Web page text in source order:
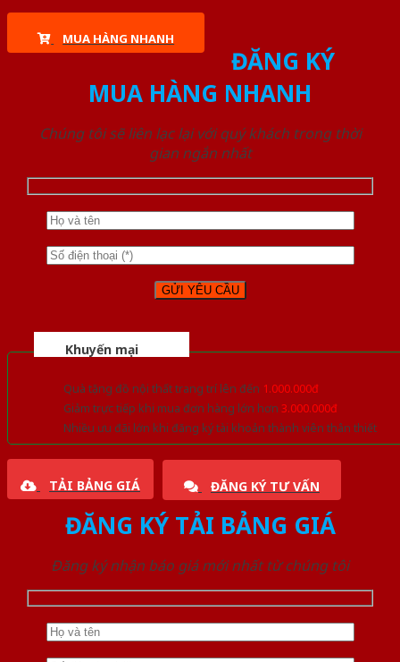
MUA HÀNG NHANH
ĐĂNG KÝ
MUA HÀNG NHANH
Chúng tôi sẽ liên lạc lại với quý khách trong thời
gian ngắn nhất
Khuyến mại
Quà tặng đồ nội thất trang trí lên đến 1.000.000đ
Giảm trực tiếp khi mua đơn hàng lớn hơn 3.000.000đ
Nhiều ưu đãi lớn khi đăng ký tài khoản thành viên thân thiết
TẢI BẢNG GIÁ ĐĂNG KÝ TƯ VẤN
ĐĂNG KÝ TẢI BẢNG GIÁ
Đăng ký nhận báo giá mới nhất từ chúng tôi